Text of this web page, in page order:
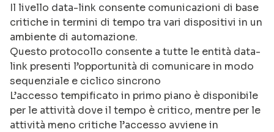
Il livello data-link consente comunicazioni di base
critiche in termini di tempo tra vari dispositivi in un
ambiente di automazione.
Questo protocollo consente a tutte le entità data-
link presenti l’opportunità di comunicare in modo
sequenziale e ciclico sincrono
L’accesso tempificato in primo piano è disponibile
per le attività dove il tempo è critico, mentre per le
attività meno critiche l’accesso avviene in